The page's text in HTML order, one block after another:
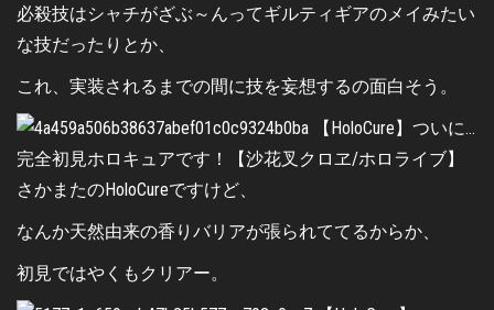
必殺技はシャチがざぶ～んってギルティギアのメイみたい
な技だったりとか、
これ、実装されるまでの間に技を妄想するの面白そう。
さかまたのHoloCureですけど、
なんか天然由来の香りバリアが張られててるからか、
初見ではやくもクリアー。